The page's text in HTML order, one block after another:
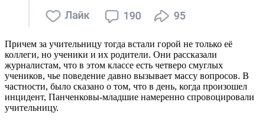
Причем за учительницу тогда встали горой не только её
коллеги, но ученики и их родители. Они рассказали
журналистам, что в этом классе есть четверо смуглых
учеников, чье поведение давно вызывает массу вопросов. В
частности, было сказано о том, что в день, когда произошел
инцидент, Панченковы-младшие намеренно спровоцировали
учительницу.